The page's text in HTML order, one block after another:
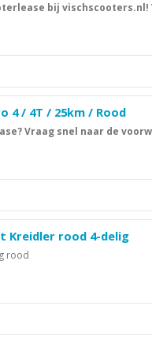
bij vischscooters.nl!
4 / 4T / 25km / Rood
Vraag snel naar de
Kreidler rood 4-delig
rood